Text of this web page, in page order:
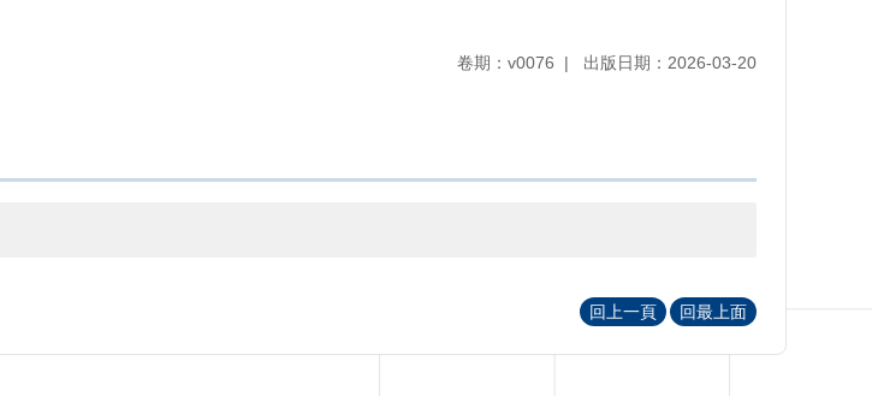
卷期：v0076 出版日期：2026-03-20
回上一頁
回最上面